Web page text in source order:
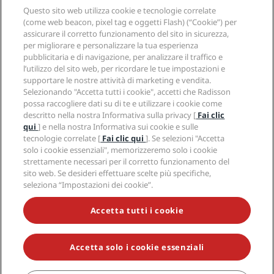
APP Radisson Hotels
Hotel Approvati per sport
Hotel per famiglie
Salute e sicurezza
Radisson Hotel Group
Media
Opportunità di lavoro in RHG
Opportunità di lavoro in PPHE
Opportunità di lavoro in EHL
The Club by RHG
Opportunità di sviluppo
Responsible Business
Approvvigionamento
Note legali
Centro sulla privacy
Note legali
Termini e condizioni di Radisson Rewards
Termini e condizioni di utilizzo del sito
Accessibilità digitale
Dichiarazione sulla schiavitù moderna
Aiuto
Avvisi per i consumatori
Contatti
Domande frequenti
Mappa del sito
Social media
Marchi Radisson Hotels
NON LASCIARTI SFUGGIRE LE NOSTRE OFFERTE MIGLIORI
© 2026 Radisson Hotel Group. Tutti i diritti riservati. RHG Radisson
Hotel Group, Radisson, Radisson RED, Radisson Blu, Radisson Collection,
Radisson Individuals, Park Plaza, Park Inn, Country Inn & Suites, Prize by
Questo sito web utilizza cookie e tecnologie correlate
(come web beacon, pixel tag e oggetti Flash) (“Cookie”) per
assicurare il corretto funzionamento del sito in sicurezza,
per migliorare e personalizzare la tua esperienza
pubblicitaria e di navigazione, per analizzare il traffico e
l’utilizzo del sito web, per ricordare le tue impostazioni e
supportare le nostre attività di marketing e vendita.
Selezionando "Accetta tutti i cookie", accetti che Radisson
possa raccogliere dati su di te e utilizzare i cookie come
descritto nella nostra Informativa sulla privacy [ Fai clic
qui] e nella nostra Informativa sui cookie e sulle
tecnologie correlate [ Fai clic qui]. Se selezioni "Accetta
solo i cookie essenziali", memorizzeremo solo i cookie
strettamente necessari per il corretto funzionamento del
sito web. Se desideri effettuare scelte più specifiche,
seleziona “Impostazioni dei cookie”.
Accetta tutti i cookie
Accetta solo i cookie essenziali